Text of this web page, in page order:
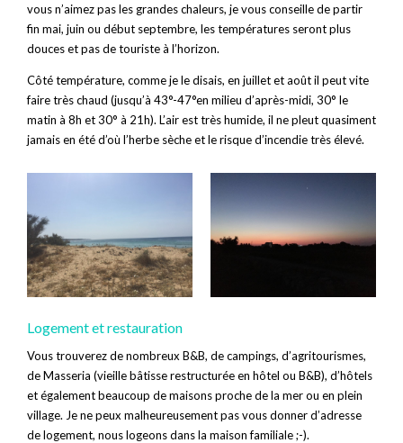
vous n’aimez pas les grandes chaleurs, je vous conseille de partir
fin mai, juin ou début septembre, les températures seront plus
douces et pas de touriste à l’horizon.
Côté température, comme je le disais, en juillet et août il peut vite
faire très chaud (jusqu’à 43°-47°en milieu d’après-midi, 30° le
matin à 8h et 30° à 21h). L’air est très humide, il ne pleut quasiment
jamais en été d’où l’herbe sèche et le risque d’incendie très élevé.
Logement et restauration
Vous trouverez de nombreux B&B, de campings, d’agritourismes,
de Masseria (vieille bâtisse restructurée en hôtel ou B&B), d’hôtels
et également beaucoup de maisons proche de la mer ou en plein
village. Je ne peux malheureusement pas vous donner d’adresse
de logement, nous logeons dans la maison familiale ;-).